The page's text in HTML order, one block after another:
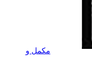
مکمل و